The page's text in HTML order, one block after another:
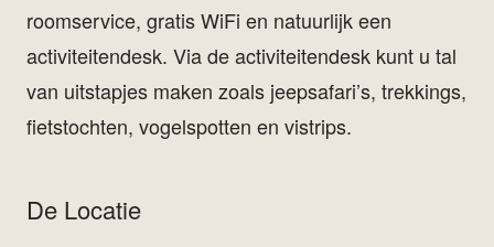
roomservice, gratis WiFi en natuurlijk een
activiteitendesk. Via de activiteitendesk kunt u tal
van uitstapjes maken zoals jeepsafari’s, trekkings,
fietstochten, vogelspotten en vistrips.
De Locatie